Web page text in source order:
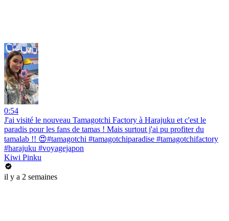
0:54
J'ai visité le nouveau Tamagotchi Factory à Harajuku et c'est le
paradis pour les fans de tamas ! Mais surtout j'ai pu profiter du
tamalab !! 😍#tamagotchi #tamagotchiparadise #tamagotchifactory
#harajuku #voyagejapon
Kiwi Pinku
il y a 2 semaines